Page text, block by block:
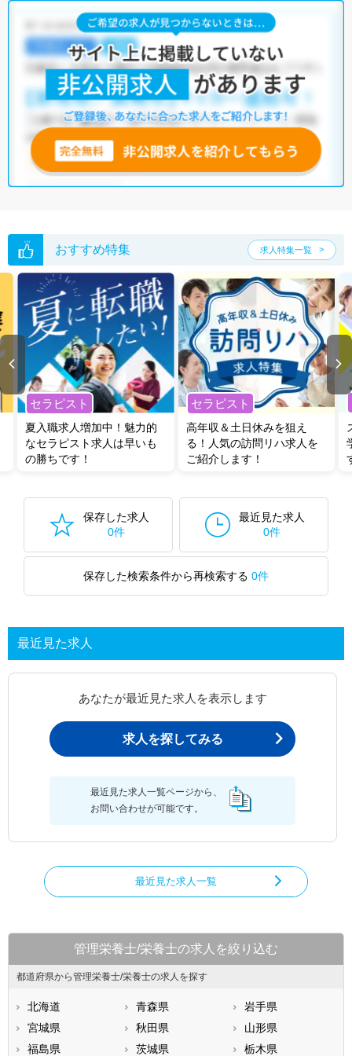
う求人を提案させていただきます。
横浜市保土ケ谷区の管理栄養士/栄養士求人では以下のような条件が人気
です。
土日祝休・積極採用中 ・残業少なめ・正社員(正職員)・
ック・ 保育園
他の条件でも人気の求人がございますので、「こだわり条件」から検索
いただくか、お気軽にお問い合わせください。
全国の管理栄養士/栄養士求人から検索いただくことも可能です。
無料転職支援サービスにお申し込みいただくと、ご希望条件をヒアリン
た求人特集
転職支援の他、情報収集や募集状況の確認も、お気軽にご相談くださ
い。
おすすめ特集 求人特集一覧
セラピスト
夏入職求人増加中！魅力的
なセラピスト求人は早いも
の勝ちです！
セラピスト
高年収＆土日休みを狙え
る！人気の訪問リハ求人を
ご紹介します！
保存した求人
0件
最近見た求人
0件
保存した検索条件から再検索する 0件
最近見た求人
あなたが最近見た求人を表示します
求人を探してみる
最近見た求人一覧ページから、
お問い合わせが可能です。
最近見た求人一覧
管理栄養士/栄養士の求人を絞り込む
都道府県から管理栄養士/栄養士の求人を探す
北海道 青森県
岩手県
宮城県
秋田県
山形県
福島県
茨城県 栃木県